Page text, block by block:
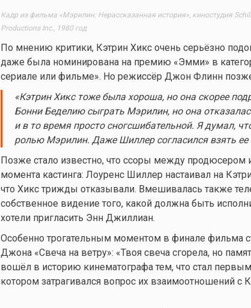
Кадр из фильма «Мэрилин: Нерассказанная история», киностудия
Productions Inc., 1980 год
По мнению критики, Кэтрин Хикс очень серьёзно
даже была номинирована на премию «Эмми» в
сериале или фильме». Но режиссёр Джон Флинн
«Кэтрин Хикс тоже была хороша, но она скорее
Бонни Беделию сыграть Мэрилин, но она
и в то время просто сногсшибательной. Я думал,
ролью Мэрилин. Даже Шиллер согласился взять ее
Позже стало известно, что ссоры между продюсером
момента кастинга: Лоуренс Шиллер настаивал на
что Хикс трижды отказывали. Вмешивалась также
собственное видение того, какой должна быть
хотели пригласить Энн Джиллиан.
Особенно трогательным моментом в финале фильма
Джона «Свеча на ветру»: «Твоя свеча сгорела, но
вошёл в историю кинематографа тем, что стал
котором затрагивался вопрос их взаимоотношений с